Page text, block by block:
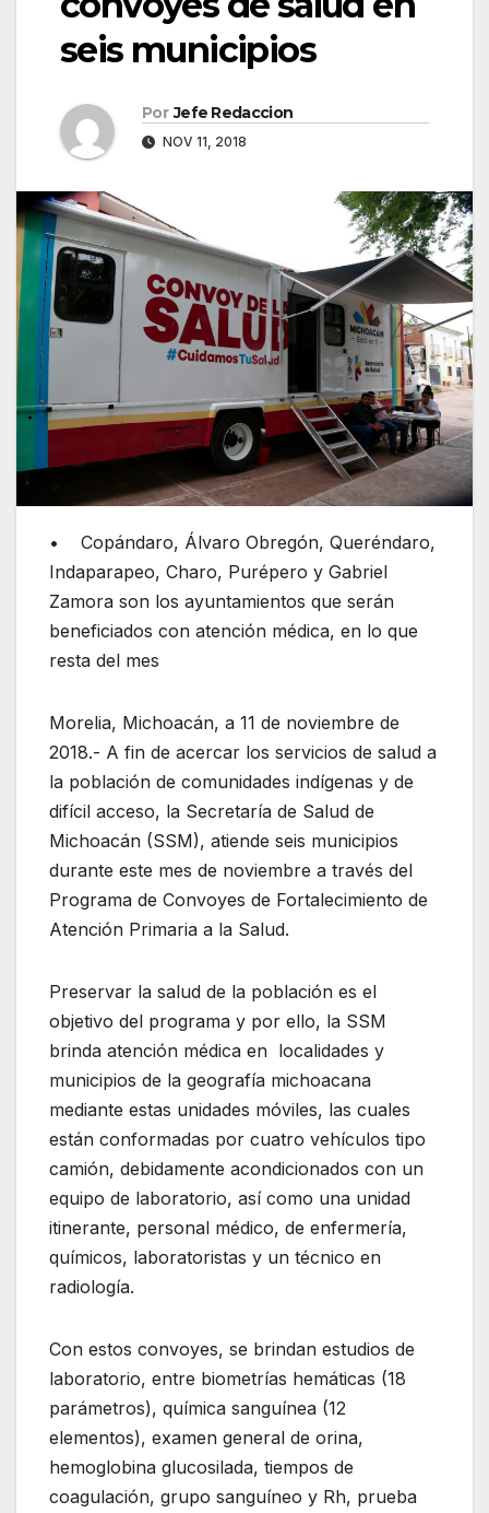
seis municipios
Por Jefe Redaccion
NOV 11, 2018
• Copándaro, Álvaro Obregón, Queréndaro,
Indaparapeo, Charo, Purépero y Gabriel
Zamora son los ayuntamientos que serán
beneficiados con atención médica, en lo que
resta del mes
Morelia, Michoacán, a 11 de noviembre de
2018.- A fin de acercar los servicios de salud a
la población de comunidades indígenas y de
difícil acceso, la Secretaría de Salud de
Michoacán (SSM), atiende seis municipios
durante este mes de noviembre a través del
Programa de Convoyes de Fortalecimiento de
Atención Primaria a la Salud.
Preservar la salud de la población es el
objetivo del programa y por ello, la SSM
brinda atención médica en localidades y
municipios de la geografía michoacana
mediante estas unidades móviles, las cuales
están conformadas por cuatro vehículos tipo
camión, debidamente acondicionados con un
equipo de laboratorio, así como una unidad
itinerante, personal médico, de enfermería,
químicos, laboratoristas y un técnico en
radiología.
Con estos convoyes, se brindan estudios de
laboratorio, entre biometrías hemáticas (18
parámetros), química sanguínea (12
elementos), examen general de orina,
hemoglobina glucosilada, tiempos de
coagulación, grupo sanguíneo y Rh, prueba